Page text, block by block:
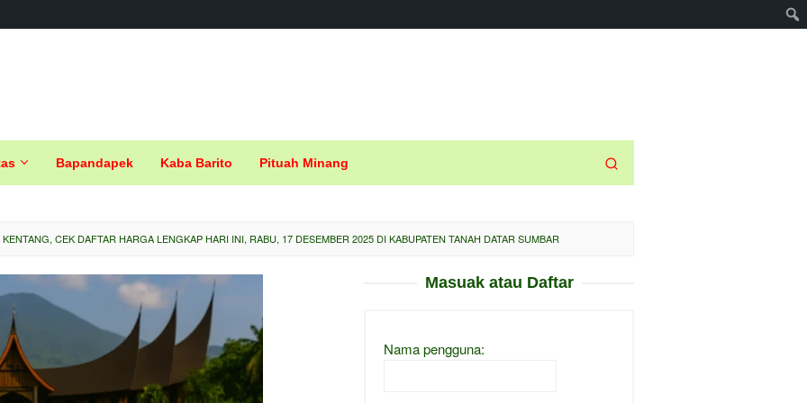
Bapandapek Kaba Barito Pituah Minang
CEK DAFTAR HARGA LENGKAP HARI INI, RABU, 17 DESEMBER 2025 DI KABUPATEN TANAH DATAR SUMBAR
Masuak atau Daftar
Nama pengguna: